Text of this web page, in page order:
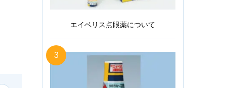
エイベリス点眼薬について
3